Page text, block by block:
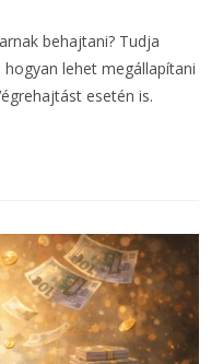
behajtani? Tudja
lehet megállapítani
esetén is.